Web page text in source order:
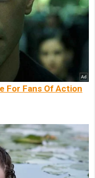
For Fans Of Action